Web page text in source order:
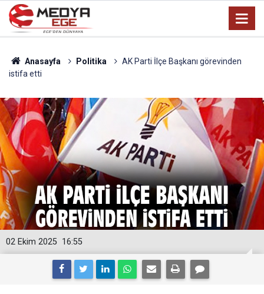
Anasayfa Politika
AK Parti İlçe Başkanı görevinden
istifa etti
16:55
02 Ekim 2025